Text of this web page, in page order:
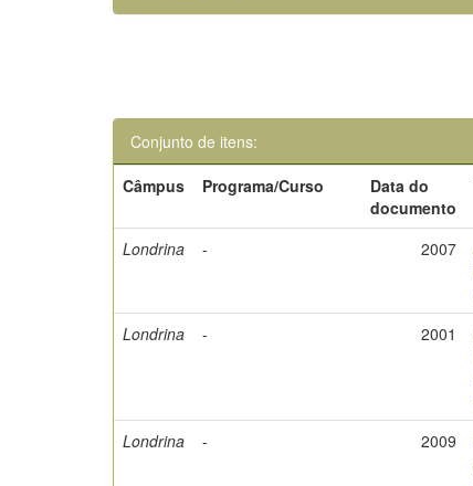
Conjunto de itens:
Câmpus
Programa/Curso
Data do
documento
Londrina - 2007
Londrina - 2001
Londrina
- 2009